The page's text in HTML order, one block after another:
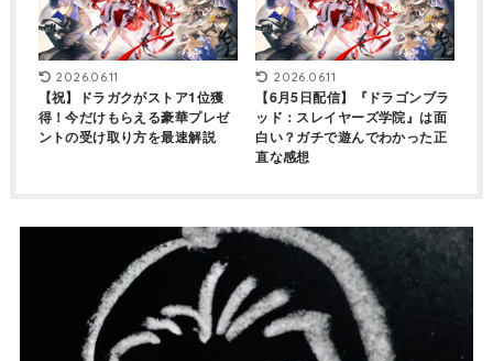
2026.06.11
【祝】ドラガクがストア1位獲
得！今だけもらえる豪華プレゼ
ントの受け取り方を最速解説
2026.06.11
【6月5日配信】『ドラゴンブラ
ッド：スレイヤーズ学院』は面
白い？ガチで遊んでわかった正
直な感想